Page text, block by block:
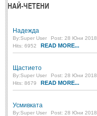
Непоискани съвети
НАЙ-ЧЕТЕНИ
Надежда
By:Super User
Post: 28 Юни 2018
Hits: 6952
READ MORE...
Щастието
By:Super User
Post: 28 Юни 2018
Hits: 8679
READ MORE...
Усмивката
By:Super User
Post: 28 Юни 2018